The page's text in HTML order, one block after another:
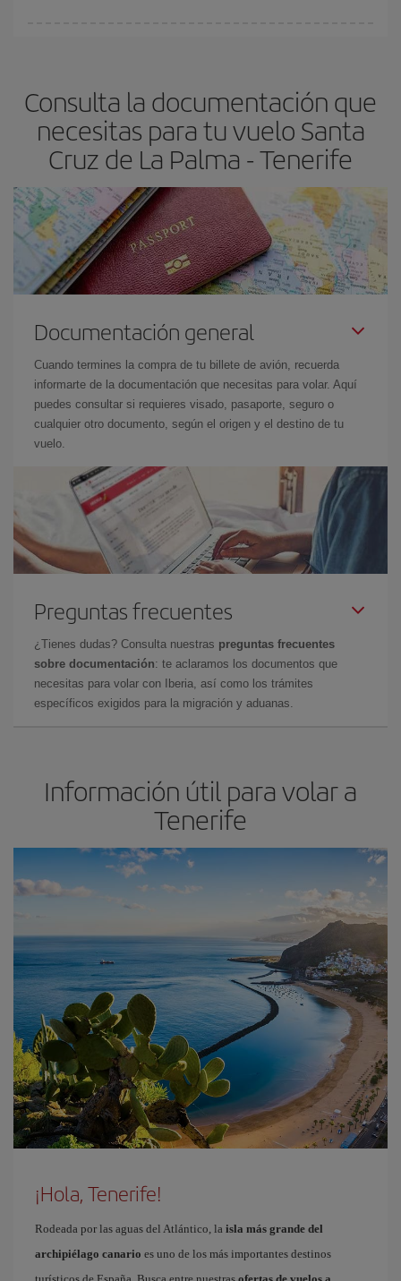
avión más baratos te saldrán. Además, si buscas los vuelos con
las fechas y los horarios del viaje un poco abiertos, podráselegir
el precio más barato.
Consulta la documentación que
necesitas para tu vuelo Santa
Cruz de La Palma - Tenerife
Documentación general
Cuando termines la compra de tu billete de avión, recuerda
informarte de la documentación que necesitas para volar. Aquí
puedes consultar si requieres visado, pasaporte, seguro o
cualquier otro documento, según el origen y el destino de tu
vuelo.
Preguntas frecuentes
¿Tienes dudas? Consulta nuestras preguntas frecuentes
sobre documentación: te aclaramos los documentos que
necesitas para volar con Iberia, así como los trámites
específicos exigidos para la migración y aduanas.
Información útil para volar a
Tenerife
¡Hola, Tenerife!
Rodeada por las aguas del Atlántico, la isla más grande del
archipiélago canario es uno de los más importantes destinos